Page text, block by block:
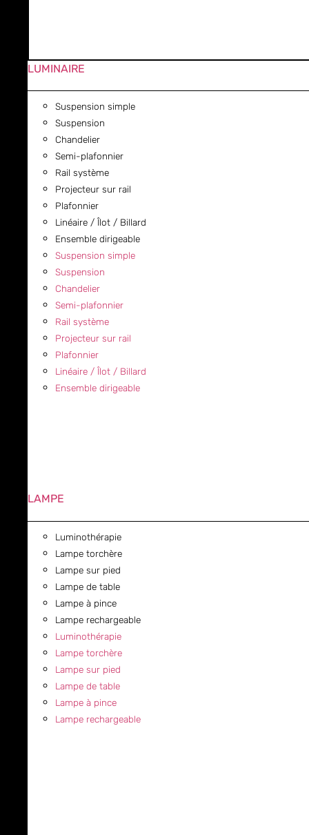
LUMINAIRE
Suspension simple
Suspension
Chandelier
Semi-plafonnier
Rail système
Projecteur sur rail
Plafonnier
Linéaire / Îlot / Billard
Ensemble dirigeable
Suspension simple
Suspension
Chandelier
Semi-plafonnier
Rail système
Projecteur sur rail
Plafonnier
Linéaire / Îlot / Billard
Ensemble dirigeable
LAMPE
Luminothérapie
Lampe torchère
Lampe sur pied
Lampe de table
Lampe à pince
Lampe rechargeable
Luminothérapie
Lampe torchère
Lampe sur pied
Lampe de table
Lampe à pince
Lampe rechargeable